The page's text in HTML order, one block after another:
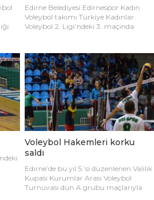
Edirne Belediyesi Edirnespor Kadın
Voleybol takımı Türkiye Kadınlar
Voleybol 2. Ligi’ndeki 3. maçında
Salonu’nda Metin Demirbağ ve
Emrah Baran’ın yönettiği
karşılaşmaya takımlar şu kadrolarla
çıktılar: EDİRNESPOR: Simge
Gülağız, Edanur Bayraklı, Sibel Mert,
Ceren Atica, Simge Erden, S. Yaren
Tank, Halime Akay, Selay Çalışkan,
Büşra […]
Voleybol Hakemleri korku
saldı
Edirne’de bu yıl 5.’si düzenlenen Valilik
Kupası Kurumlar Arası Voleybol
Turnuvası dün A grubu maçlarıyla